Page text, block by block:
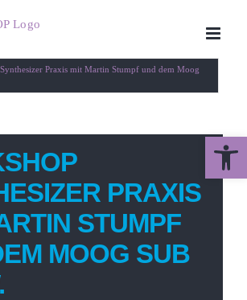
Praxis mit Martin Stumpf und dem Moog
PRAXIS
STUMPF
MOOG SUB